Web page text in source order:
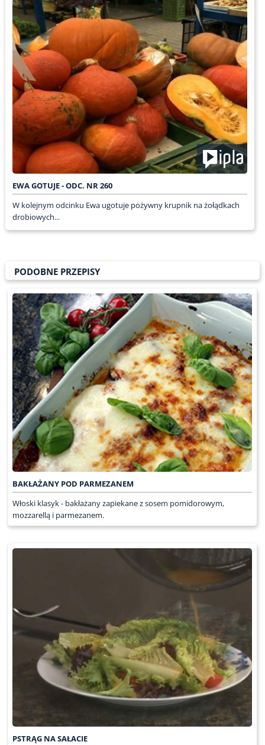
EWA GOTUJE - ODC. NR 260
W kolejnym odcinku Ewa ugotuje pożywny krupnik na żołądkach
drobiowych...
PODOBNE PRZEPISY
BAKŁAŻANY POD PARMEZANEM
Włoski klasyk - bakłażany zapiekane z sosem pomidorowym,
mozzarellą i parmezanem.
PSTRĄG NA SAŁACIE